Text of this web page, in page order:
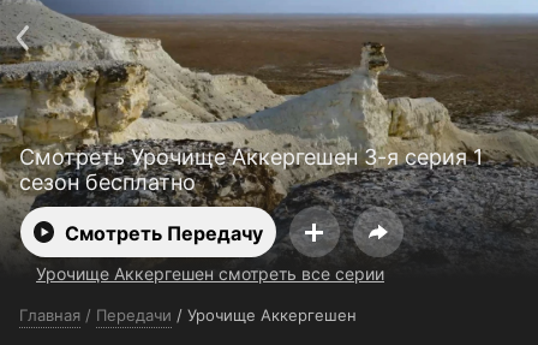
Смотреть Урочище Аккергешен 3-я серия 1
сезон бесплатно
Смотреть Передачу
Урочище Аккергешен смотреть все серии
Главная / Передачи / Урочище Аккергешен
Поддержка:support@24h.tv
О сервисе
Пользовательское соглашение
Политика конфиденциальности
Для партнёров
Открыть приложение
Ввести промокод
Установить на ТВ
Бесплатные каналы Контакты